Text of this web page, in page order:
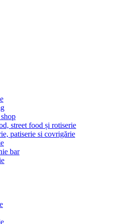
street food și rotiserie
patiserie si covrigărie
bar